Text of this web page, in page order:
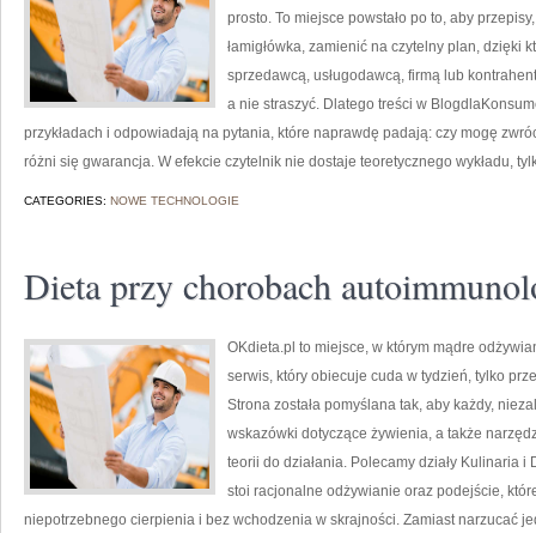
prosto. To miejsce powstało po to, aby
łamigłówka, zamienić na czytelny plan, dzięki
sprzedawcą, usługodawcą, firmą lub
a nie straszyć. Dlatego treści w
przykładach i odpowiadają na pytania, które naprawdę padają: czy mogę
różni się gwarancja. W efekcie czytelnik nie dostaje teoretycznego wykładu,
CATEGORIES: NOWE TECHNOLOGIE
Dieta przy chorobach
OKdieta.pl to miejsce, w którym mądre
serwis, który obiecuje cuda w tydzień, tylko
Strona została pomyślana tak, aby każdy,
wskazówki dotyczące żywienia, a także
teorii do działania. Polecamy działy Kulinaria
stoi racjonalne odżywianie oraz podejście,
niepotrzebnego cierpienia i bez wchodzenia w skrajności. Zamiast narzucać